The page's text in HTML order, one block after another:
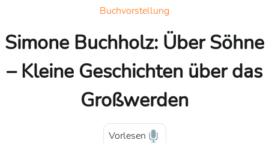
Buchvorstellung
Simone Buchholz: Über Söhne
– Kleine Geschichten über das
Großwerden
Vorlesen